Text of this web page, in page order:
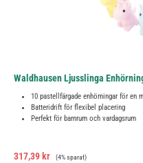
Waldhausen Ljusslinga
10 pastellfärgade enhörningar för en
Batteridrift för flexibel placering
Perfekt för barnrum och vardagsrum
Försäljningspris:
317,39 kr Ordinarie pris:
(4% sparat)